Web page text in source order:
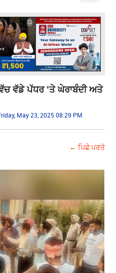
ਵੱਡੇ ਪੱਧਰ 'ਤੇ ਘੇਰਾਬੰਦੀ ਅਤੇ
May 23, 2025 08:29 PM
← ਪਿਛੇ ਪਰਤੋ